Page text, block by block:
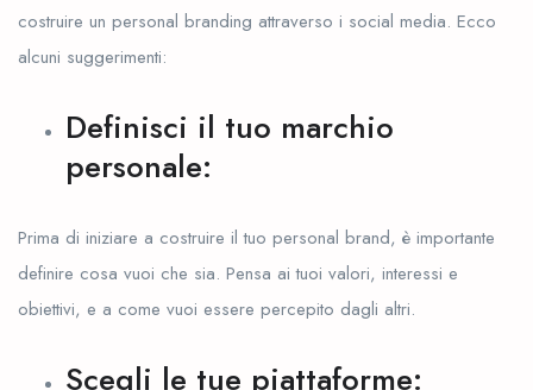
costruire un personal branding attraverso i social media. Ecco
alcuni suggerimenti:
Definisci il tuo marchio
personale:
Prima di iniziare a costruire il tuo personal brand, è importante
definire cosa vuoi che sia. Pensa ai tuoi valori, interessi e
obiettivi, e a come vuoi essere percepito dagli altri.
Scegli le tue piattaforme: